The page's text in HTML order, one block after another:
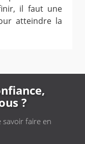
il faut une
atteindre la
?
faire en